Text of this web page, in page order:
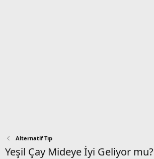
Alternatif Tıp
Yeşil Çay Mideye İyi Geliyor mu?